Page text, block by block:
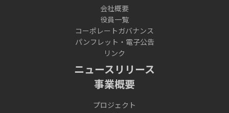
会社概要
役員一覧
コーポレートガバナンス
パンフレット・電子公告
リンク
ニュースリリース
事業概要
プロジェクト